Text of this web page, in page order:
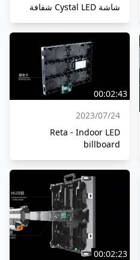
شاشة Cystal LED شفافة
00:02:43
24‏/07‏/2023
Reta - Indoor LED
billboard
00:02:23